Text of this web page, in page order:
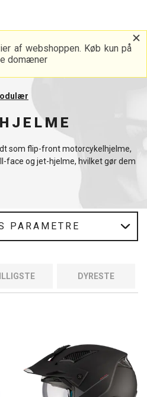
af webshoppen. Køb kun på
domæner
som flip-front motorcykelhjelme,
face og jet-hjelme, hvilket gør dem
fleksibilitet, da hjelmens
tage hjelmen af. Med en robust
sikkerhedsfunktioner giver hver
til forskellige typer kørsel.
ture med en integreret hjelm
PARAMETRE
DYRESTE